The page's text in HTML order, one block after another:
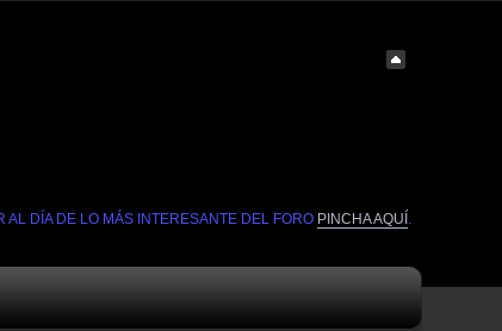
AL DÍA DE LO MÁS INTERESANTE DEL FORO PINCHA AQUÍ